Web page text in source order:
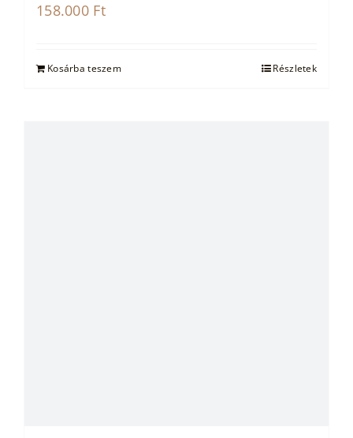
158.000 Ft
Kosárba teszem Részletek